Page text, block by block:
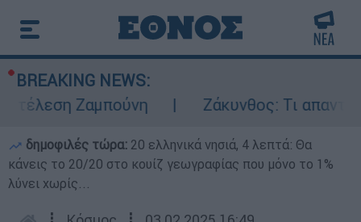
BREAKING NEWS:
Ζαμπούνη
Ζάκυνθος: Τι απαντά
δημοφιλές τώρα: 20 ελληνικά νησιά, 4 λεπτά: Θα
κάνεις το 20/20 στο κουίζ γεωγραφίας που μόνο το 1%
λύνει χωρίς...